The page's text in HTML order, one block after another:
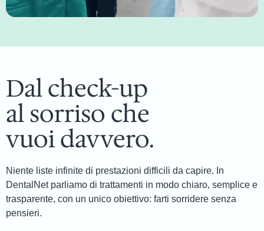
Dal check-up
al sorriso che
vuoi davvero.
Niente liste infinite di prestazioni difficili da capire. In
DentalNet parliamo di trattamenti in modo chiaro, semplice e
trasparente, con un unico obiettivo: farti sorridere senza
pensieri.